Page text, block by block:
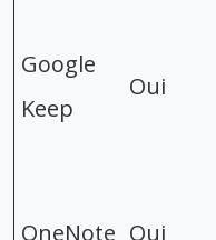
Google
Keep
Oui
OneNote Oui